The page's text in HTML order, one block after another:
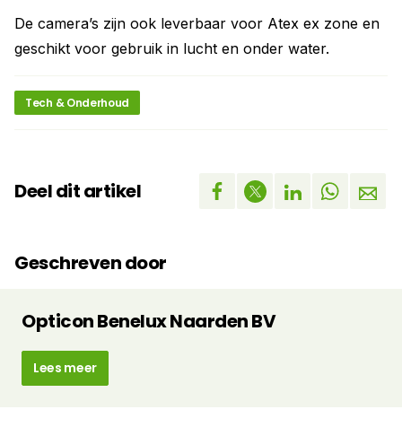
De camera’s zijn ook leverbaar voor Atex ex zone en
geschikt voor gebruik in lucht en onder water.
Tech & Onderhoud
Deel dit artikel
Geschreven door
Opticon Benelux Naarden BV
Lees meer